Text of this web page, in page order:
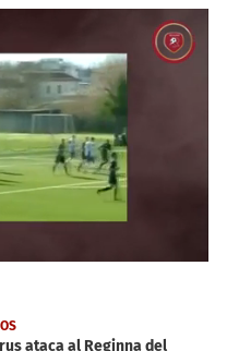
ataca al Reginna del